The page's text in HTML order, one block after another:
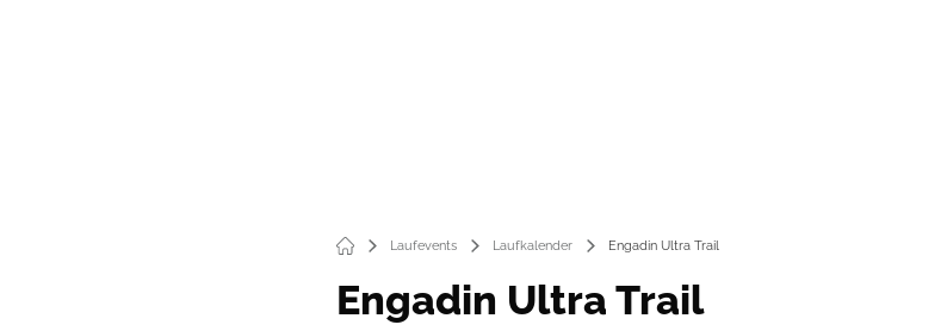
Laufevents Laufkalender Engadin Ultra Trail
Engadin Ultra Trail